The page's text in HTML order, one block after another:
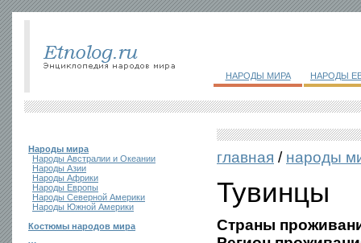
НАРОДЫ МИРА НАРОДЫ
Народы мира
Народы Австралии и Океании
Народы Азии
Народы Африки
Народы Европы
Народы Северной Америки
Народы Южной Америки
Костюмы народов мира
главная / народы
Тувинцы
Страны